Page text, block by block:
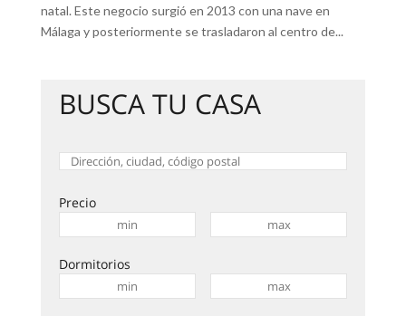
natal. Este negocio surgió en 2013 con una nave en
Málaga y posteriormente se trasladaron al centro de...
BUSCA TU CASA
Precio
Dormitorios